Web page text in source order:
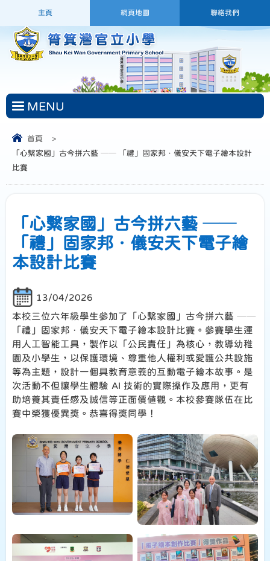
主頁 網頁地圖 聯絡我們
MENU
首頁
>
「心繫家國」古今拼六藝 ── 「禮」固家邦．儀安天下電子繪本設計
比賽
「心繫家國」古今拼六藝 ──
「禮」固家邦．儀安天下電子繪
本設計比賽
13/04/2026
本校三位六年級學生參加了「心繫家國」古今拼六藝 ──
「禮」固家邦．儀安天下電子繪本設計比賽。參賽學生運
用人工智能工具，製作以「公民責任」為核心，教導幼稚
園及小學生，以保護環境、尊重他人權利或愛護公共設施
等為主題，設計一個具教育意義的互動電子繪本故事。是
次活動不但讓學生體驗 AI 技術的實際操作及應用，更有
助培養其責任感及誠信等正面價值觀。本校參賽隊伍在比
賽中榮獲優異獎。恭喜得獎同學！